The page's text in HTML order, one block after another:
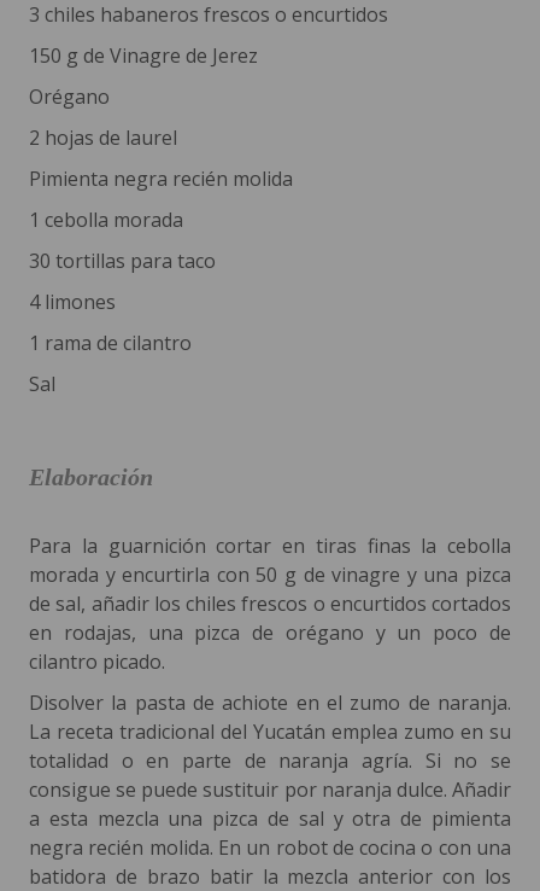
3 chiles habaneros frescos o encurtidos
150 g de Vinagre de Jerez
Orégano
2 hojas de laurel
Pimienta negra recién molida
1 cebolla morada
30 tortillas para taco
4 limones
1 rama de cilantro
Sal
Elaboración
Para la guarnición cortar en tiras finas la cebolla
morada y encurtirla con 50 g de vinagre y una pizca
de sal, añadir los chiles frescos o encurtidos cortados
en rodajas, una pizca de orégano y un poco de
cilantro picado.
Disolver la pasta de achiote en el zumo de naranja.
La receta tradicional del Yucatán emplea zumo en su
totalidad o en parte de naranja agría. Si no se
consigue se puede sustituir por naranja dulce. Añadir
a esta mezcla una pizca de sal y otra de pimienta
negra recién molida. En un robot de cocina o con una
batidora de brazo batir la mezcla anterior con los